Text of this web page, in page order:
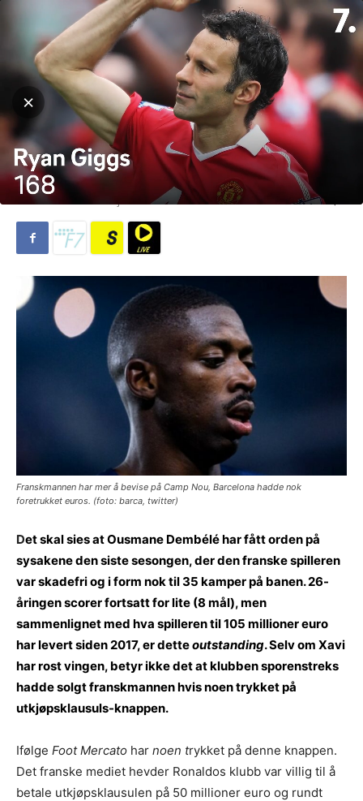
Hjem Fotball
Fotball La Liga
Blokkerer salg som ville gi
Barcelona 50 millioner sårt
tiltrengte euros
23. juli 2023 919
Franskmannen har mer å bevise på Camp Nou, Barcelona hadde nok
foretrukket euros. (foto: barca, twitter)
Det skal sies at Ousmane Dembélé har fått orden på
sysakene den siste sesongen, der den franske spilleren
var skadefri og i form nok til 35 kamper på banen. 26-
åringen scorer fortsatt for lite (8 mål), men
sammenlignet med hva spilleren til 105 millioner euro
har levert siden 2017, er detteoutstanding. Selv om Xavi
har rost vingen, betyr ikke det at klubben sporenstreks
hadde solgt franskmannen hvis noen trykket på
utkjøpsklausuls-knappen.
Ifølge Foot Mercato har noen trykket på denne knappen.
Det franske mediet hevder Ronaldos klubb var villig til å
betale utkjøpsklausulen på 50 millioner euro og rundt